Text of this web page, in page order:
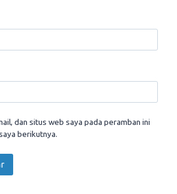
dan situs web saya pada peramban ini
berikutnya.